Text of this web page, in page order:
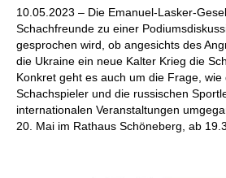
10.05.2023 – Die Emanuel-Lasker-
Schachfreunde zu einer
gesprochen wird, ob angesichts des
die Ukraine ein neue Kalter Krieg die
Konkret geht es auch um die Frage, wie
Schachspieler und die russischen
internationalen Veranstaltungen
20. Mai im Rathaus Schöneberg, ab